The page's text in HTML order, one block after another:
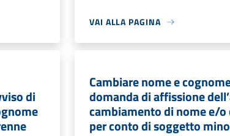
VAI ALLA PAGINA
di
Cambiare nome e
domanda di affissione
cambiamento di nome e/
per conto di soggetto